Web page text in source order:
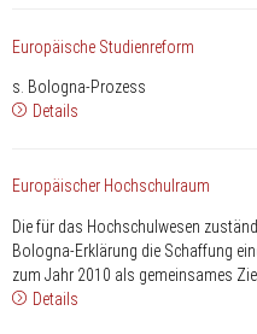
Europäische Studienreform
s. Bologna-Prozess
Details
Europäischer Hochschulraum
Die für das Hochschulwesen
Bologna-Erklärung die Schaffung
zum Jahr 2010 als gemeinsames Ziel.
Details